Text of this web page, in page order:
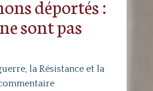
déportés :
sont pas
la Résistance et la